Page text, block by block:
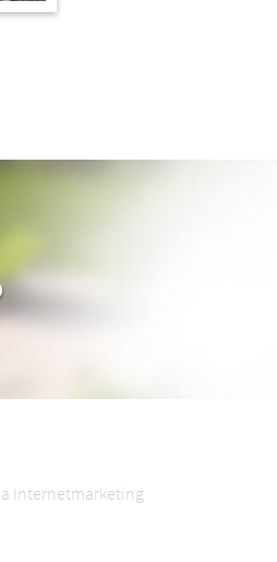
Internetmarketing